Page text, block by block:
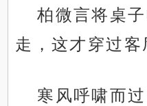
柏微言将桌
走，这才穿过客
寒风呼啸而